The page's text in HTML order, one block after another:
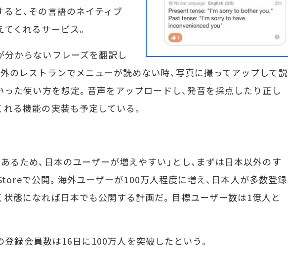
と、その言語のネイティブ
くれるサービス。
からないフレーズを翻訳し
のレストランでメニューが読めない時、写真に撮ってアップして説
った使い方を想定。音声をアップロードし、発音を採点したり正し
る機能の実装も予定している。
るため、日本のユーザーが増えやすい」とし、まずは日本以外のす
で公開。海外ユーザーが100万人程度に増え、日本人が多数登録
状態になれば日本でも公開する計画だ。目標ユーザー数は1億人と
録会員数は16日に100万人を突破したという。